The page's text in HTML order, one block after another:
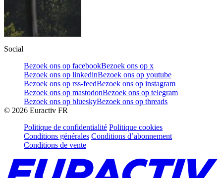
Social
Bezoek ons op facebookBezoek ons op x
Bezoek ons op linkedinBezoek ons op youtube
Bezoek ons op rss-feedBezoek ons op instagram
Bezoek ons op mastodonBezoek ons op telegram
Bezoek ons op blueskyBezoek ons op threads
© 2026 Euractiv FR
Politique de confidentialité Politique cookies
Conditions générales Conditions d’abonnement
Conditions de vente